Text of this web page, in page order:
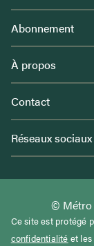
Abonnement
À propos
Contact
Réseaux sociaux
© Métro
Ce site est protégé
confidentialité et les